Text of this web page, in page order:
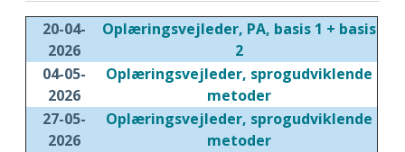
20-04-
2026
Oplæringsvejleder, PA, basis 1 + basis
2
04-05-
2026
Oplæringsvejleder, sprogudviklende
metoder
27-05-
2026
Oplæringsvejleder, sprogudviklende
metoder